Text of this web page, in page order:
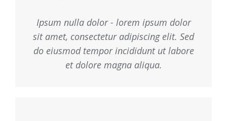
Ipsum nulla dolor - lorem ipsum dolor
sit amet, consectetur adipiscing elit. Sed
do eiusmod tempor incididunt ut labore
et dolore magna aliqua.